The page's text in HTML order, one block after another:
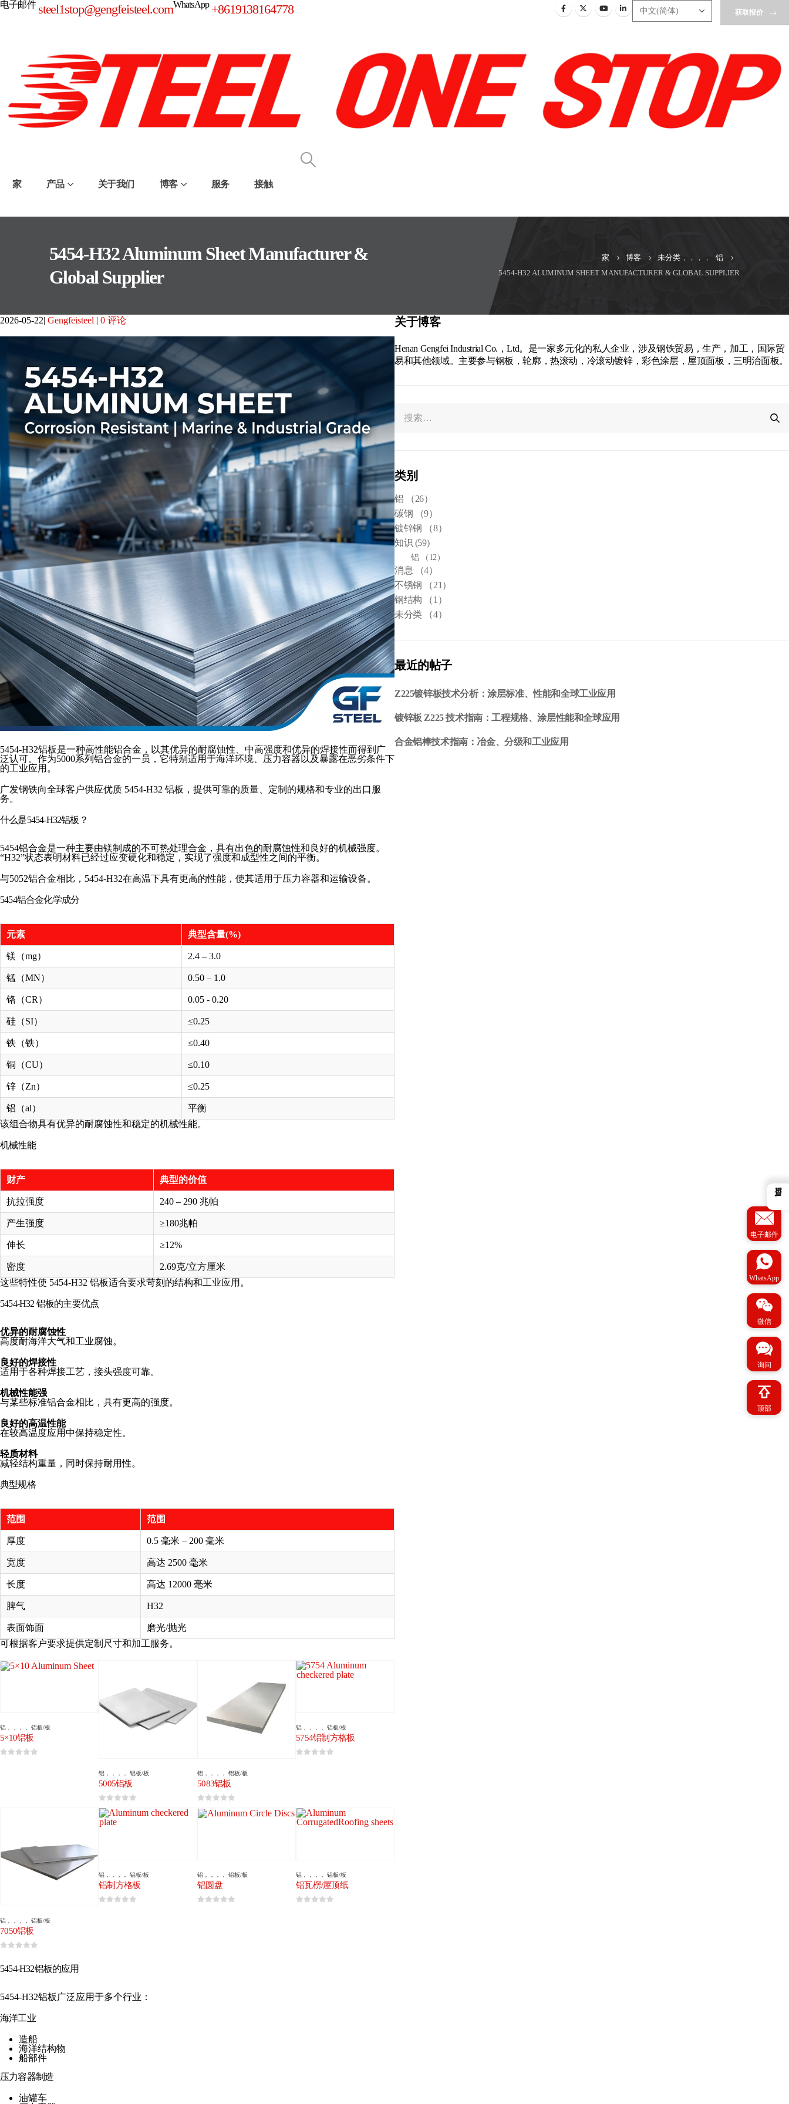
电子邮件 steel1stop@gengfeisteel.comWhatsApp +8619138164778 获取报价
家 产品 关于我们 博客 服务 接触
5454-H32 Aluminum Sheet Manufacturer &
Global Supplier
家 博客 未分类 ，，，，
铝
5454-H32 ALUMINUM SHEET MANUFACTURER & GLOBAL SUPPLIER
2026-05-22 Gengfeisteel 0 评论
5454-H32铝板是一种高性能铝合金，以其优异的耐腐蚀性、中高强度和优异的焊接性而得到广
泛认可。作为5000系列铝合金的一员，它特别适用于海洋环境、压力容器以及暴露在恶劣条件下
的工业应用。
广发钢铁向全球客户供应优质 5454-H32 铝板，提供可靠的质量、定制的规格和专业的出口服
务。
什么是5454-H32铝板？
5454铝合金是一种主要由镁制成的不可热处理合金，具有出色的耐腐蚀性和良好的机械强度。
“H32”状态表明材料已经过应变硬化和稳定，实现了强度和成型性之间的平衡。
与5052铝合金相比，5454-H32在高温下具有更高的性能，使其适用于压力容器和运输设备。
5454铝合金化学成分
元素 典型含量(%)
镁（mg） 2.4 – 3.0
锰（MN） 0.50 – 1.0
铬（CR） 0.05 - 0.20
硅（SI） ≤0.25
铁（铁） ≤0.40
铜（CU） ≤0.10
锌（Zn） ≤0.25
铝（al）
平衡
该组合物具有优异的耐腐蚀性和稳定的机械性能。
机械性能
财产 典型的价值
抗拉强度 240 – 290 兆帕
产生强度 ≥180兆帕
伸长 ≥12%
密度
2.69克/立方厘米
这些特性使 5454-H32 铝板适合要求苛刻的结构和工业应用。
5454-H32 铝板的主要优点
优异的耐腐蚀性
高度耐海洋大气和工业腐蚀。
良好的焊接性
适用于各种焊接工艺，接头强度可靠。
机械性能强
与某些标准铝合金相比，具有更高的强度。
良好的高温性能
在较高温度应用中保持稳定性。
轻质材料
减轻结构重量，同时保持耐用性。
典型规格
范围 范围
厚度 0.5 毫米 – 200 毫米
宽度 高达 2500 毫米
长度 高达 12000 毫米
脾气 H32
表面饰面
磨光/抛光
可根据客户要求提供定制尺寸和加工服务。
铝 铝板/板
5×10铝板
铝
铝板/板
5005铝板
05分
铝 铝板/板
5083铝板
铝 铝板/板
5754铝制方格板
铝 铝板/板
7050铝板
铝 铝板/板
铝制方格板
铝 铝板/板
铝圆盘
铝 铝板/板
铝瓦楞/屋顶纸
5454-H32铝板的应用
5454-H32铝板广泛应用于多个行业：
海洋工业
造船
海洋结构物
船部件
压力容器制造
油罐车
关于博客
Henan Gengfei Industrial Co.，Ltd。是一家多元化的私人企业，涉及钢铁贸易，生产，加工，国际贸
易和其他领域。主要参与钢板，轮廓，热滚动，冷滚动镀锌，彩色涂层，屋顶面板，三明治面板。
类别
铝 （26）
碳钢 （9）
镀锌钢 （8）
知识 (59)
铝 （12）
消息 （4）
不锈钢 （21）
钢结构 （1）
未分类（4）
最近的帖子
Z225镀锌板技术分析：涂层标准、性能和全球工业应用
镀锌板 Z225 技术指南：工程规格、涂层性能和全球应用
合金铝棒技术指南：冶金、分级和工业应用
电子邮件
WhatsApp
微信
询问
顶部
←